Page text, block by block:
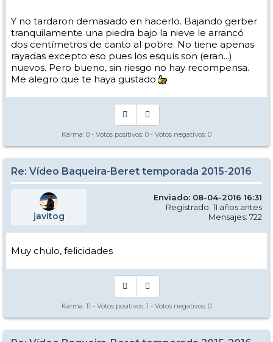
Y no tardaron demasiado en hacerlo. Bajando gerber
tranquilamente una piedra bajo la nieve le arrancó
dos centímetros de canto al pobre. No tiene apenas
rayadas excepto eso pues los esquís son (eran...)
nuevos. Pero bueno, sin riesgo no hay recompensa.
Me alegro que te haya gustado
Karma: 0 - Votos positivos: 0 - Votos negativos: 0
Re: Vídeo Baqueira-Beret temporada 2015-2016
javitog
Enviado: 08-04-2016 16:31
Registrado: 11 años antes
Mensajes: 722
Muy chulo, felicidades
Karma: 11 - Votos positivos: 1 - Votos negativos: 0